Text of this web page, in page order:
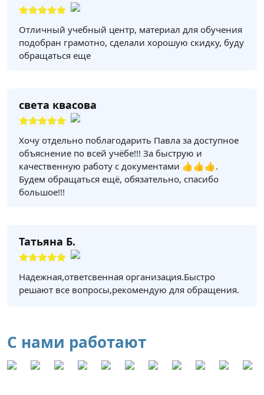
Отличный учебный центр, материал для обучения
подобран грамотно, сделали хорошую скидку, буду
обращаться еще
света квасова
Хочу отдельно поблагодарить Павла за доступное
объяснение по всей учёбе!!! За быструю и
качественную работу с документами 👍👍👍.
Будем обращаться ещё, обязательно, спасибо
большое!!!
Татьяна Б.
Надежная,ответсвенная организация.Быстро
решают все вопросы,рекомендую для обращения.
С нами работают